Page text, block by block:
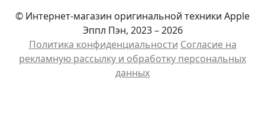
© Интернет-магазин оригинальной техники Apple
Эппл Пэн, 2023 – 2026
Политика конфиденциальности Cогласие на
рекламную рассылку и обработку персональных
данных